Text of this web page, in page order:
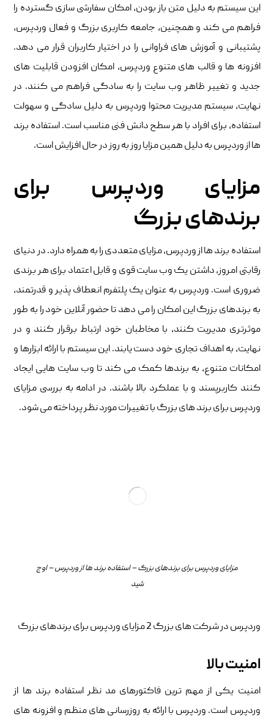
این سیستم به دلیل متن باز بودن، امکان سفارشی سازی گسترده را
فراهم می کند و همچنین، جامعه کاربری بزرگ و فعال وردپرس،
پشتیبانی و آموزش های فراوانی را در اختیار کاربران قرار می دهد.
افزونه ها و قالب های متنوع وردپرس، امکان افزودن قابلیت های
جدید و تغییر ظاهر وب سایت را به سادگی فراهم می کنند. در
نهایت، سیستم مدیریت محتوا وردپرس به دلیل سادگی و سهولت
استفاده، برای افراد با هر سطح دانش فنی مناسب است. استفاده برند
ها از وردپرس به دلیل همین مزایا روز به روز در حال افزایش است.
مزایای وردپرس برای
برندهای بزرگ
استفاده برند ها از وردپرس، مزایای متعددی را به همراه دارد. در دنیای
رقابتی امروز، داشتن یک وب سایت قوی و قابل اعتماد برای هر برندی
ضروری است. وردپرس به عنوان یک پلتفرم انعطاف پذیر و قدرتمند،
به برندهای بزرگ این امکان را می دهد تا حضور آنلاین خود را به طور
موثرتری مدیریت کنند، با مخاطبان خود ارتباط برقرار کنند و در
نهایت، به اهداف تجاری خود دست یابند. این سیستم با ارائه ابزارها و
امکانات متنوع، به برندها کمک می کند تا وب سایت هایی ایجاد
کنند کاربرپسند و با عملکرد بالا باشند. در ادامه به بررسی مزایای
وردپرس برای برند های بزرگ با تغییرات مورد نظر پرداخته می شود.
مزایای وردپرس برای برندهای بزرگ – استفاده برند ها از وردپرس – اوج
شید
وردپرس در شرکت های بزرگ 2 مزایای وردپرس برای برندهای بزرگ
امنیت بالا
امنیت یکی از مهم ترین فاکتورهای مد نظر استفاده برند ها از
وردپرس است. وردپرس با ارائه به روزرسانی های منظم و افزونه های